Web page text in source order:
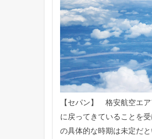
【セパン】 格安航空エア
に戻ってきていることを受
の具体的な時期は未定だと